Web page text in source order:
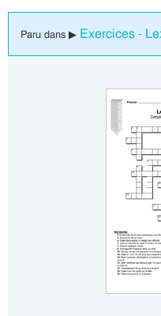
Paru dans ▶ Exercices -